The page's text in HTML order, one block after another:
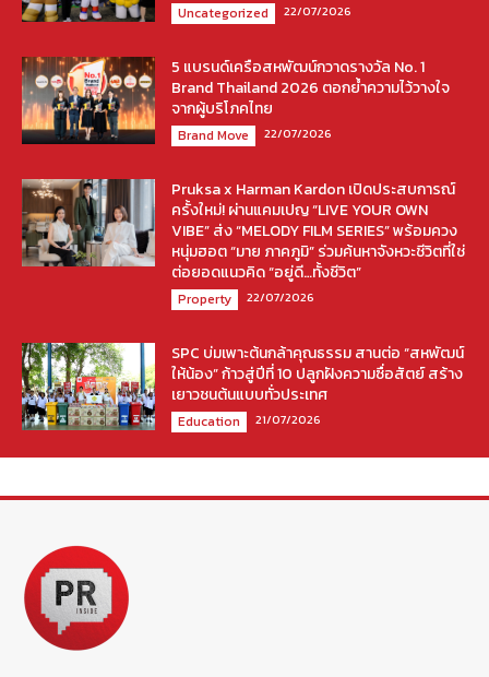
Uncategorized 22/07/2026
5 แบรนด์เครือสหพัฒน์กวาดรางวัล No. 1
Brand Thailand 2026 ตอกย้ำความไว้วางใจ
จากผู้บริโภคไทย
Brand Move 22/07/2026
Pruksa x Harman Kardon เปิดประสบการณ์
ครั้งใหม่! ผ่านแคมเปญ “LIVE YOUR OWN
VIBE” ส่ง “MELODY FILM SERIES” พร้อมควง
หนุ่มฮอต “มาย ภาคภูมิ” ร่วมค้นหาจังหวะชีวิตที่ใช่
ต่อยอดแนวคิด “อยู่ดี…ทั้งชีวิต”
Property 22/07/2026
SPC บ่มเพาะต้นกล้าคุณธรรม สานต่อ “สหพัฒน์
ให้น้อง” ก้าวสู่ปีที่ 10 ปลูกฝังความซื่อสัตย์ สร้าง
เยาวชนต้นแบบทั่วประเทศ
Education 21/07/2026